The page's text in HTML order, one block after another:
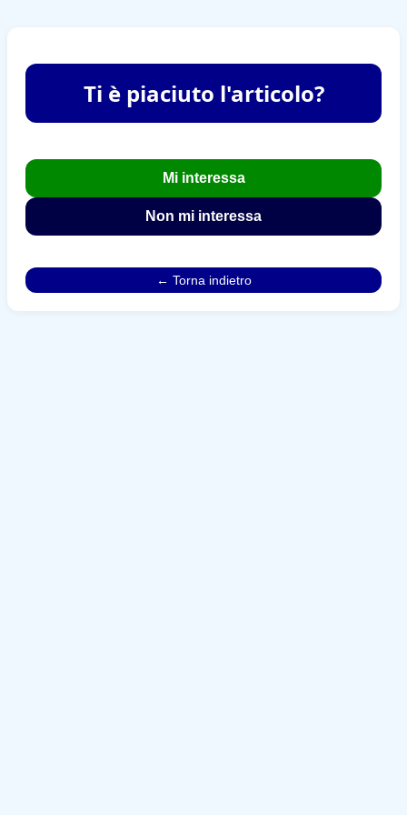
Ti è piaciuto l'articolo?
Mi interessa
Non mi interessa
← Torna indietro